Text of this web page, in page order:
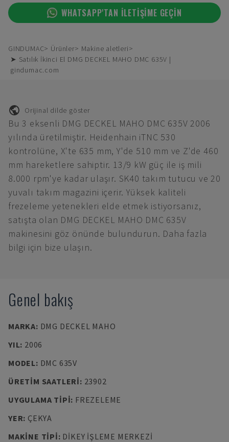
WHATSAPP'TAN ILETIŞIME GEÇIN
GINDUMAC Ürünler
Makine aletleri
➤ Satılık İkinci El DMG DECKEL MAHO DMC 635V |
gindumac.com
Orijinal dilde göster
Bu 3 eksenli DMG DECKEL MAHO DMC 635V 2006
yılında üretilmiştir. Heidenhain iTNC 530
kontrolüne, X'te 635 mm, Y'de 510 mm ve Z'de 460
mm hareketlere sahiptir. 13/9 kW güç ile iş mili
8.000 rpm'ye kadar ulaşır. SK40 takım tutucu ve 20
yuvalı takım magazini içerir. Yüksek kaliteli
frezeleme yetenekleri elde etmek istiyorsanız,
satışta olan DMG DECKEL MAHO DMC 635V
makinesini göz önünde bulundurun. Daha fazla
bilgi için bize ulaşın.
Genel bakış
MARKA: DMG DECKEL MAHO
YIL: 2006
MODEL: DMC 635V
ÜRETIM SAATLERI: 23902
UYGULAMA TIPI: FREZELEME
YER: ÇEKYA
MAKINE TIPI: DIKEY İŞLEME MERKEZI